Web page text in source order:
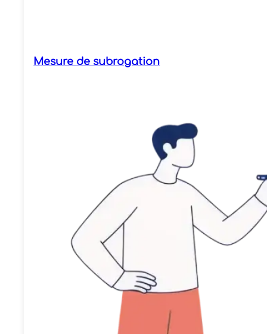
Mesure de subrogation